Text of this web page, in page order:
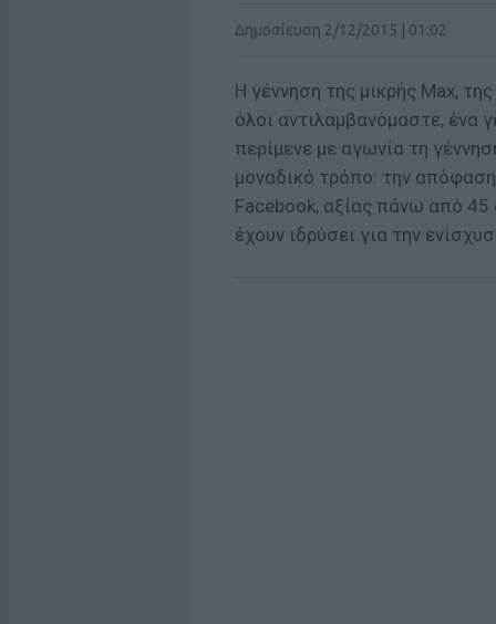
Δημοσίευση 2/12/2015 | 01:02
Η γέννηση της μικρής Max,
όλοι αντιλαμβανόμαστε, ένα
περίμενε με αγωνία τη
μοναδικό τρόπο: την
Facebook, αξίας πάνω από 45
έχουν ιδρύσει για την